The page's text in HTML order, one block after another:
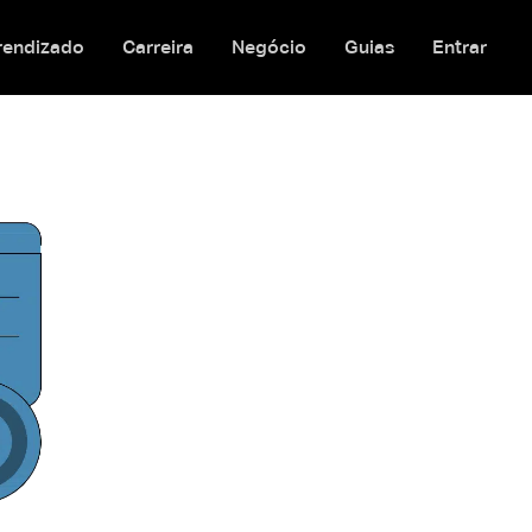
Carreira Negócio Guias Entrar